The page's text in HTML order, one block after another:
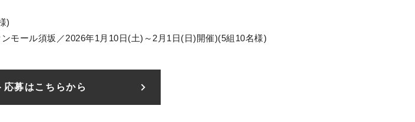
)
モール須坂／2026年1月10日(土)～2月1日(日)開催)(5組10名様)
応募はこちらから